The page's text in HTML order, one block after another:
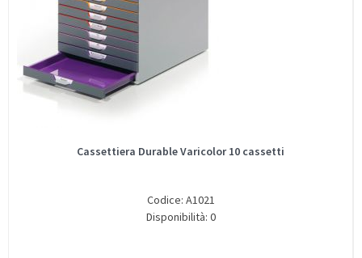
Cassettiera Durable Varicolor 10 cassetti
Codice: A1021
Disponibilità: 0